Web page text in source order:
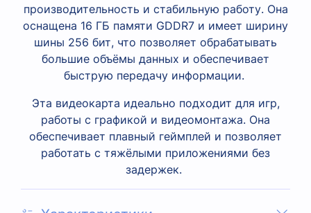
производительность и стабильную работу. Она
оснащена 16 ГБ памяти GDDR7 и имеет ширину
шины 256 бит, что позволяет обрабатывать
большие объёмы данных и обеспечивает
быструю передачу информации.
Эта видеокарта идеально подходит для игр,
работы с графикой и видеомонтажа. Она
обеспечивает плавный геймплей и позволяет
работать с тяжёлыми приложениями без
задержек.